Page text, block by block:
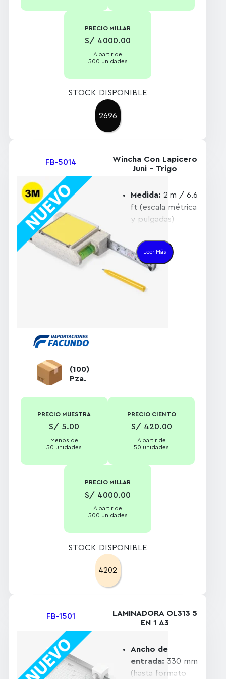
PRECIO MILLAR
S/ 4000.00
A partir de
500 unidades
STOCK DISPONIBLE
2696
FB-5014
(100)
Pza.
Wincha Con Lapicero
Juni – Trigo
Medida: 2 m / 6.6
ft (escala métrica
y pulgadas)
trigo resistente y
hoja metálica
Técnica de
impresión:
Incluye:
Leer Más
PRECIO MUESTRA
S/ 5.00
Menos de
50 unidades
PRECIO CIENTO
S/ 420.00
A partir de
50 unidades
PRECIO MILLAR
S/ 4000.00
A partir de
500 unidades
STOCK DISPONIBLE
4202
FB-1501
LAMINADORA OL313 5
EN 1 A3
Ancho de
entrada: 330 mm
(hasta formato